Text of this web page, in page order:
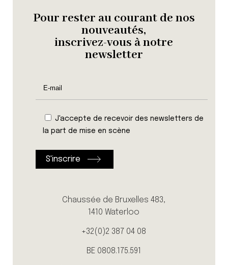
Pour rester au courant de nos
nouveautés,
inscrivez-vous à notre
newsletter
J'accepte de recevoir des newsletters de
la part de mise en scène
Chaussée de Bruxelles 483,
1410 Waterloo
+32(0)2 387 04 08
BE 0808.175.591